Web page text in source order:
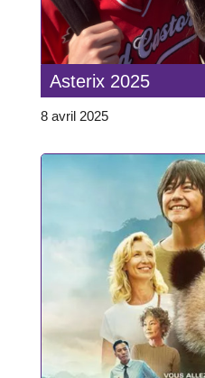
Asterix 2025
8 avril 2025